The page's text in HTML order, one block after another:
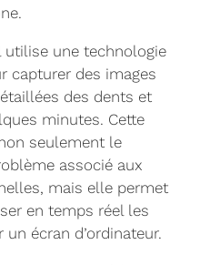
utilise une technologie
capturer des images
des dents et
minutes. Cette
seulement le
associé aux
mais elle permet
en temps réel les
écran d’ordinateur.